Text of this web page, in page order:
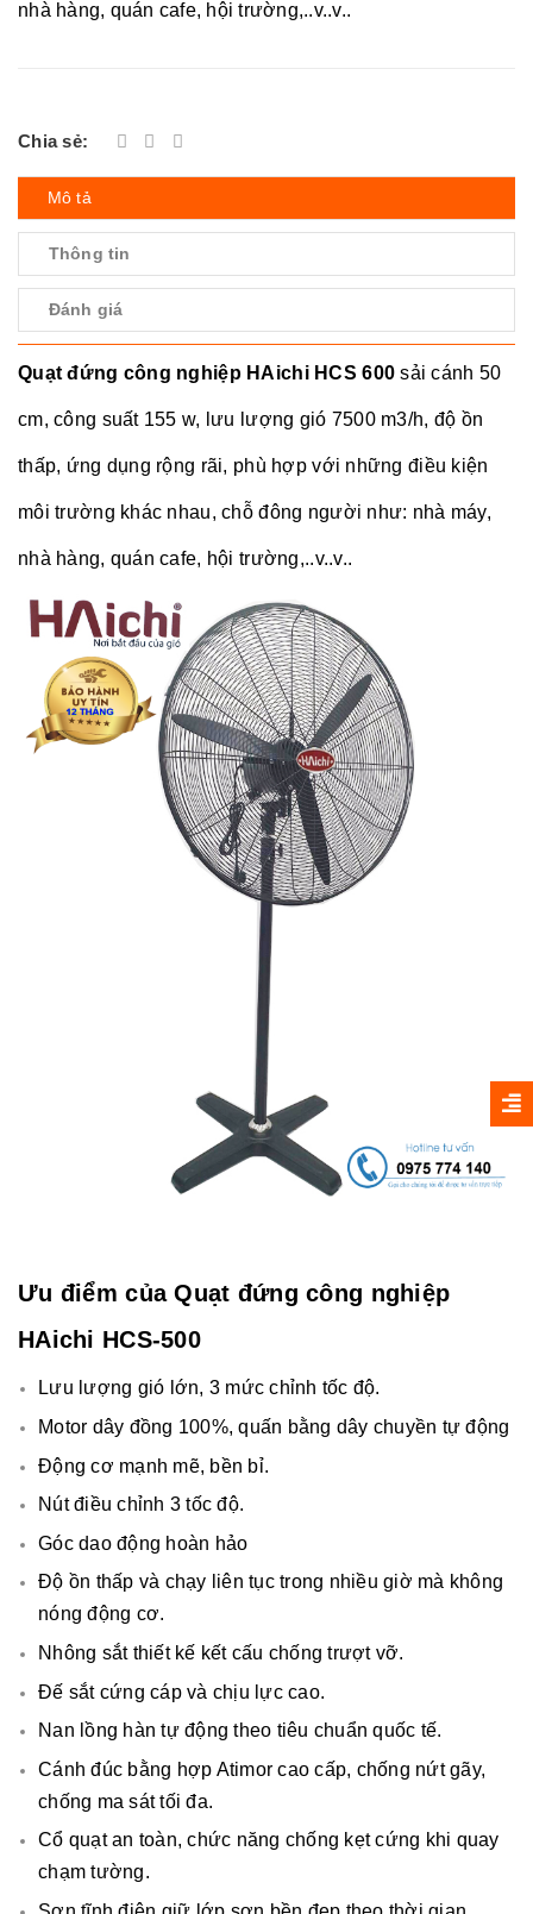
nhà hàng, quán cafe, hội trường,..v..v..
Chia sẻ:
Mô tả
Thông tin
Đánh giá
Quạt đứng công nghiệp HAichi HCS 600 sải cánh 50
cm, công suất 155 w, lưu lượng gió 7500 m3/h, độ ồn
thấp, ứng dụng rộng rãi, phù hợp với những điều kiện
môi trường khác nhau, chỗ đông người như: nhà máy,
nhà hàng, quán cafe, hội trường,..v..v..
Ưu điểm của Quạt đứng công nghiệp
HAichi HCS-500
Lưu lượng gió lớn, 3 mức chỉnh tốc độ.
Motor dây đồng 100%, quấn bằng dây chuyền tự động
Động cơ mạnh mẽ, bền bỉ.
Nút điều chỉnh 3 tốc độ.
Góc dao động hoàn hảo
Độ ồn thấp và chạy liên tục trong nhiều giờ mà không
nóng động cơ.
Nhông sắt thiết kế kết cấu chống trượt vỡ.
Đế sắt cứng cáp và chịu lực cao.
Nan lồng hàn tự động theo tiêu chuẩn quốc tế.
Cánh đúc bằng hợp Atimor cao cấp, chống nứt gãy,
chống ma sát tối đa.
Cổ quạt an toàn, chức năng chống kẹt cứng khi quay
chạm tường.